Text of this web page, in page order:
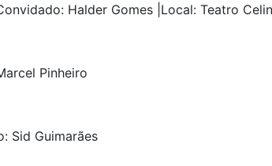
Halder Gomes |Local: Teatro
Pinheiro
Sid Guimarães